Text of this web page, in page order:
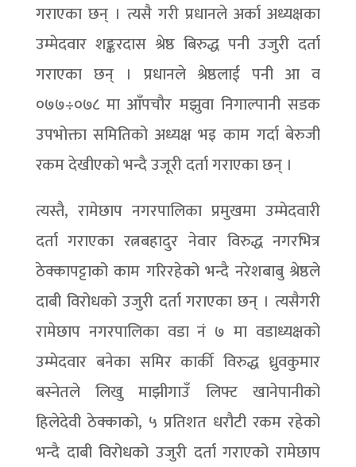
गराएका छन् । त्यसै गरी प्रधानले अर्का अध्यक्षका
उम्मेदवार शङ्करदास श्रेष्ठ बिरुद्ध पनी उजुरी दर्ता
गराएका छन् । प्रधानले श्रेष्ठलाई पनी आ व
०७७÷०७८ मा आँपचौर मझुवा निगाल्पानी सडक
उपभोक्ता समितिको अध्यक्ष भइ काम गर्दा बेरुजी
रकम देखीएको भन्दै उजूरी दर्ता गराएका छन् ।
त्यस्तै, रामेछाप नगरपालिका प्रमुखमा उम्मेदवारी
दर्ता गराएका रत्नबहादुर नेवार विरुद्ध नगरभित्र
ठेक्कापट्टाको काम गरिरहेको भन्दै नरेशबाबु श्रेष्ठले
दाबी विरोधको उजुरी दर्ता गराएका छन् । त्यसैगरी
रामेछाप नगरपालिका वडा नं ७ मा वडाध्यक्षको
उम्मेदवार बनेका समिर कार्की विरुद्ध ध्रुवकुमार
बस्नेतले लिखु माझीगाउँ लिफ्ट खानेपानीको
हिलेदेवी ठेक्काको, ५ प्रतिशत धरौटी रकम रहेको
भन्दै दाबी विरोधको उजुरी दर्ता गराएको रामेछाप